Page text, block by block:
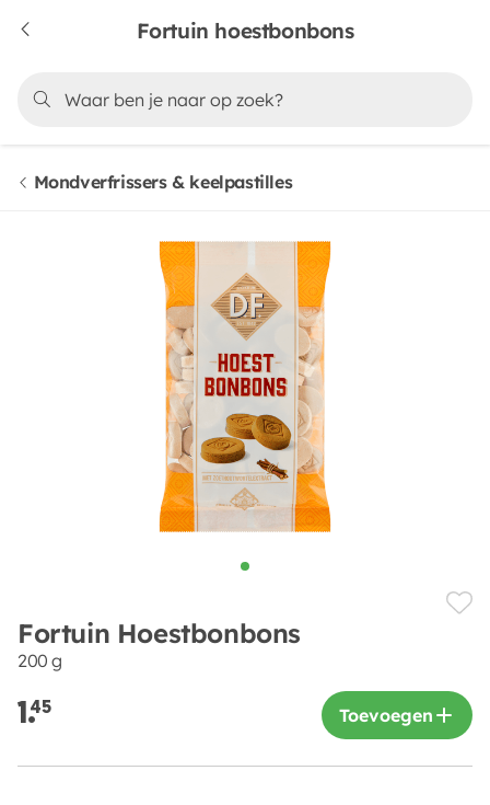
Fortuin hoestbonbons
Mondverfrissers & keelpastilles
Fortuin Hoestbonbons
200 g
1.45 Toevoegen